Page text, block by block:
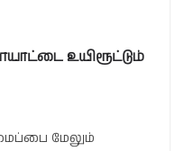
உயிரூட்டும்
மேலும்